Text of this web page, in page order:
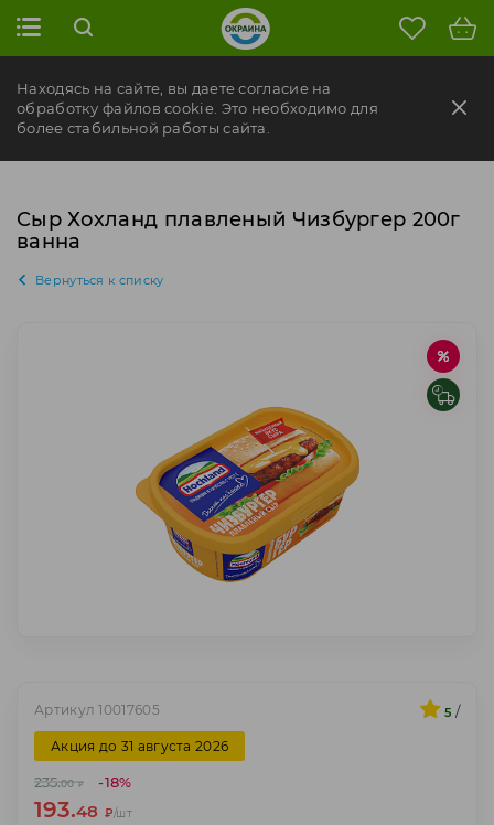
Находясь на сайте, вы даете согласие на
обработку файлов cookie. Это необходимо для
более стабильной работы сайта.
Сыр Хохланд плавленый Чизбургер 200г
ванна
Вернуться к списку
Артикул 10017605 5 /
Акция до 31 августа 2026
235.00 ₽ -18%
193.48 ₽/шт